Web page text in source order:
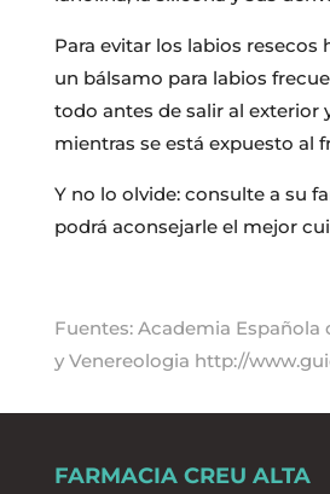
Para evitar los labios resecos
un bálsamo para labios
todo antes de salir al exterior
mientras se está expuesto al
Y no lo olvide: consulte a su
podrá aconsejarle el mejor
Fuentes: Academia
y Venereologia http://
FARMACIA CREU ALTA